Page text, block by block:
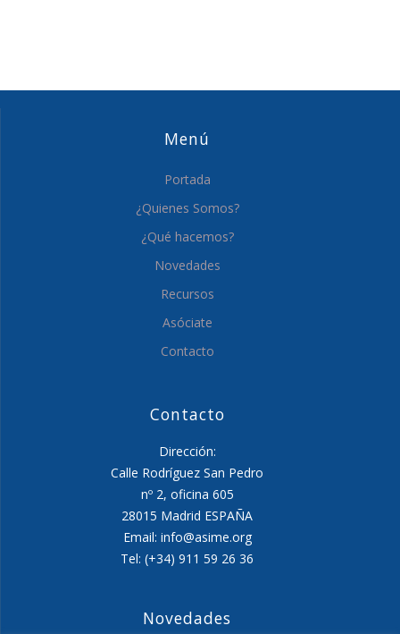
Menú
Portada
¿Quienes Somos?
¿Qué hacemos?
Novedades
Recursos
Asóciate
Contacto
Contacto
Dirección:
Calle Rodríguez San Pedro
nº 2, oficina 605
28015 Madrid ESPAÑA
Email: info@asime.org
Tel: (+34) 911 59 26 36
Novedades